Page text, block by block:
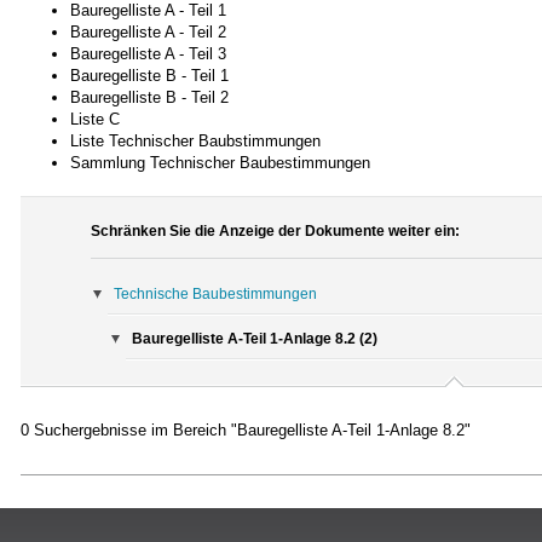
Bauregelliste A - Teil 1
Bauregelliste A - Teil 2
Bauregelliste A - Teil 3
Bauregelliste B - Teil 1
Bauregelliste B - Teil 2
Liste C
Liste Technischer Baubstimmungen
Sammlung Technischer Baubestimmungen
Schränken Sie die Anzeige der Dokumente weiter ein:
Technische Baubestimmungen
Bauregelliste A-Teil 1-Anlage 8.2 (2)
0 Suchergebnisse im Bereich "Bauregelliste A-Teil 1-Anlage 8.2"